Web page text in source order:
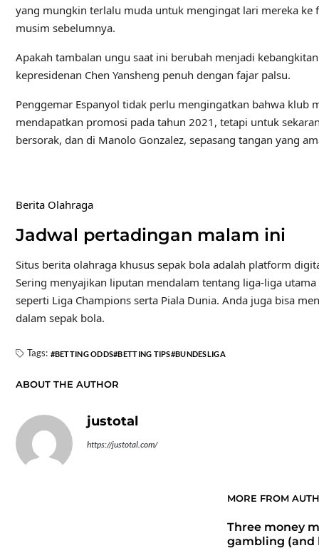
yang mungkin terlalu muda untuk mengingat lari mereka ke
musim sebelumnya.
Apakah tambalan ungu saat ini berubah menjadi
kepresidenan Chen Yansheng penuh dengan fajar palsu.
Penggemar Espanyol tidak perlu mengingatkan bahwa klub
mendapatkan promosi pada tahun 2021, tetapi untuk
bersorak, dan di Manolo Gonzalez, sepasang tangan yang
Berita Olahraga
Jadwal pertadingan malam ini
Situs berita olahraga khusus sepak bola adalah platform
Sering menyajikan liputan mendalam tentang liga-liga
seperti Liga Champions serta Piala Dunia. Anda juga bisa
dalam sepak bola.
Tags: BETTING ODDS BETTING TIPS BUNDESLIGA
ABOUT THE AUTHOR
justotal
https://justotal.com/
MORE FROM
Three money
gambling (and